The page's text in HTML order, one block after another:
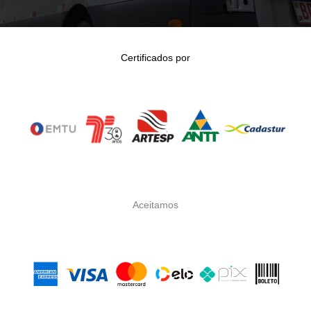
Certificados por
Aceitamos